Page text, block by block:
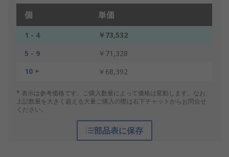
個 単価
1 - 4
￥73,532
5 - 9
￥71,328
10 +
￥68,392
* 表示は参考価格です。ご購入数量によって価格は変動します。なお、
上記数量を大きく超える大量ご購入の際は右下チャットからお問合せ
ください。
部品表に保存